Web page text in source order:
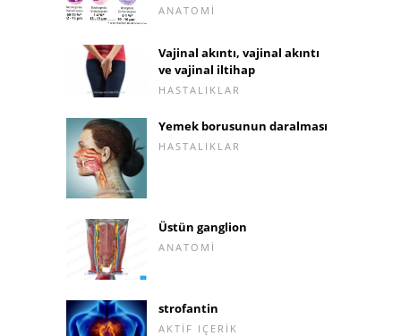
ANATOMI
Vajinal akıntı, vajinal akıntı
ve vajinal iltihap
HASTALIKLAR
Yemek borusunun daralması
HASTALIKLAR
Üstün ganglion
ANATOMI
strofantin
AKTIF IÇERIK